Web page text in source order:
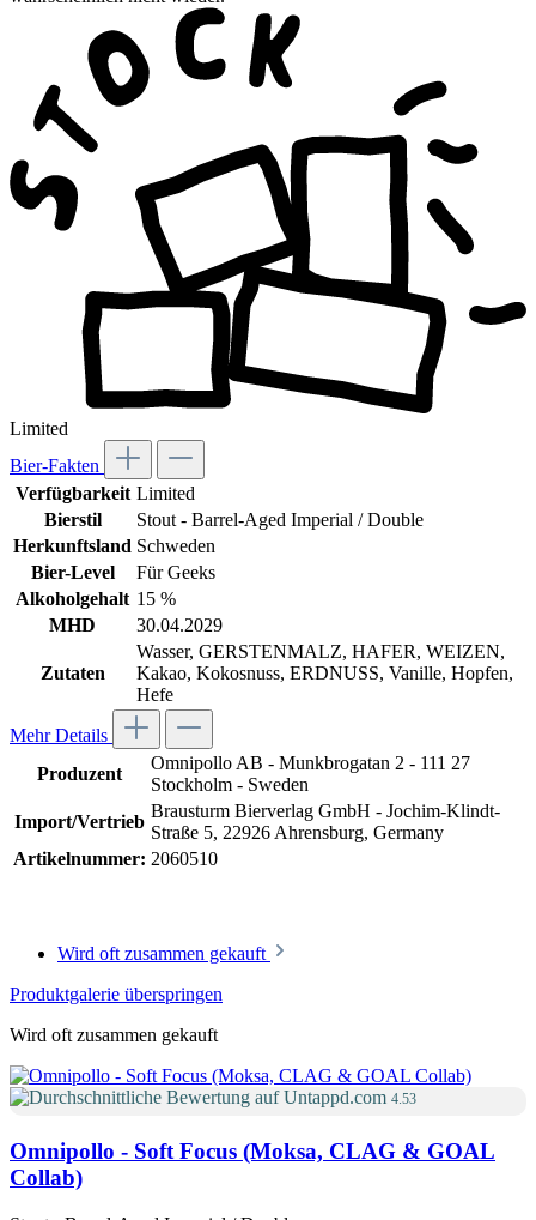
Limited
Bier-Fakten
Verfügbarkeit Limited
Bierstil
Stout - Barrel-Aged Imperial / Double
Herkunftsland Schweden
Bier-Level
Für Geeks
Alkoholgehalt 15 %
MHD
30.04.2029
Zutaten
Wasser, GERSTENMALZ, HAFER, WEIZEN,
Kakao, Kokosnuss, ERDNUSS, Vanille, Hopfen,
Hefe
Mehr Details
Produzent
Omnipollo AB - Munkbrogatan 2 - 111 27
Stockholm - Sweden
Import/Vertrieb
Brausturm Bierverlag GmbH - Jochim-Klindt-
Straße 5, 22926 Ahrensburg, Germany
Artikelnummer: 2060510
Wird oft zusammen gekauft
Produktgalerie überspringen
Wird oft zusammen gekauft
4.53
Omnipollo - Soft Focus (Moksa, CLAG & GOAL
Collab)